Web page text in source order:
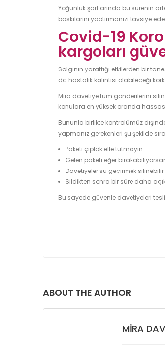
Yoğunluk şartlarında bu sürenin
baskılarını yaptırmanızı tavsiye
Covid-19
kargoları
Salgının yarattığı etkilerden bir
da hastalık kalıntısı olabileceği
Mira davetiye tüm gönderilerini
konulara en yüksek oranda
Bununla birlikte kontrolümüz
yapmanız gerekenleri şu şekilde
Paketi çıplak elle tutmayın
Gelen paketi eğer
Davetiyeler su geçirmek
Sildikten sonra bir süre daha
Bu sayede güvenle davetiyeleri
ABOUT THE AUTHOR
MIRA